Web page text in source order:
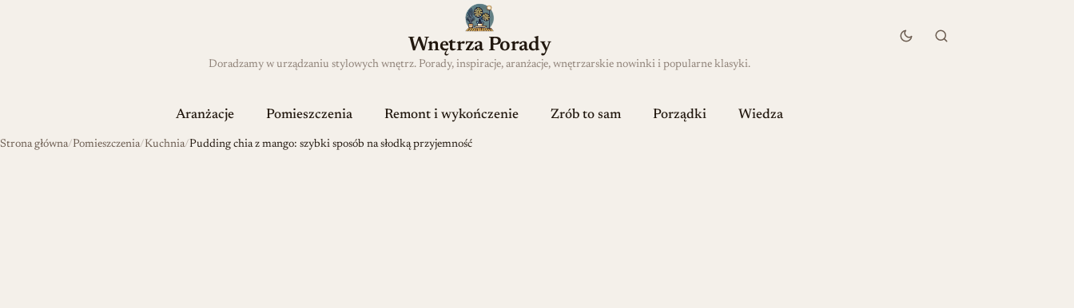
Wnętrza Porady
Doradzamy w urządzaniu stylowych wnętrz. Porady, inspiracje, aranżacje, wnętrzarskie nowinki i popularne klasyki.
Aranżacje Pomieszczenia Remont i wykończenie Zrób to sam Porządki Wiedza
Strona główna Pomieszczenia Kuchnia Pudding chia z mango: szybki sposób na słodką przyjemność